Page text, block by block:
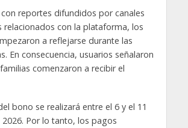
reportes difundidos por canales
relacionados con la plataforma, los
a reflejarse durante las
En consecuencia, usuarios señalaron
comenzaron a recibir el
bono se realizará entre el 6 y el 11
Por lo tanto, los pagos